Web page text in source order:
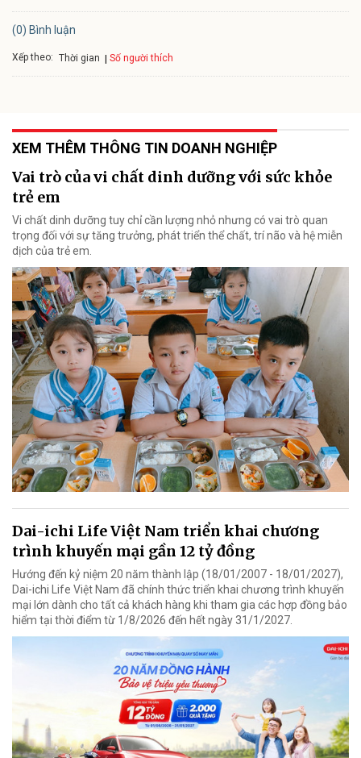
(0) Bình luận
Xếp theo: Thời gian Số người thích
XEM THÊM THÔNG TIN DOANH NGHIỆP
Vai trò của vi chất dinh dưỡng với sức khỏe
trẻ em
Vi chất dinh dưỡng tuy chỉ cần lượng nhỏ nhưng có vai trò quan
trọng đối với sự tăng trưởng, phát triển thể chất, trí não và hệ miễn
dịch của trẻ em.
Dai-ichi Life Việt Nam triển khai chương
trình khuyến mại gần 12 tỷ đồng
Hướng đến kỷ niệm 20 năm thành lập (18/01/2007 - 18/01/2027),
Dai-ichi Life Việt Nam đã chính thức triển khai chương trình khuyến
mại lớn dành cho tất cả khách hàng khi tham gia các hợp đồng bảo
hiểm tại thời điểm từ 1/8/2026 đến hết ngày 31/1/2027.